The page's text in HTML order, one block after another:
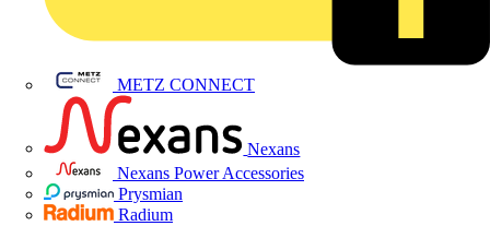
METZ CONNECT
Nexans
Nexans Power Accessories
Prysmian
Radium